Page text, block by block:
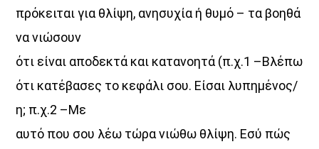
πρόκειται για θλίψη, ανησυχία ή θυμό – τα βοηθά
να νιώσουν
ότι είναι αποδεκτά και κατανοητά (π.χ.1 –Βλέπω
ότι κατέβασες το κεφάλι σου. Είσαι λυπημένος/
η; π.χ.2 –Με
αυτό που σου λέω τώρα νιώθω θλίψη. Εσύ πώς